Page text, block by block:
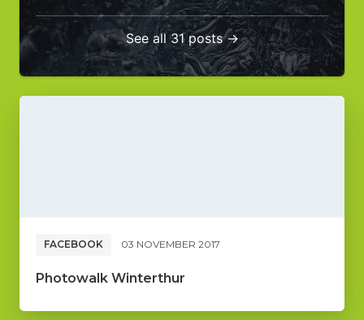
See all 31 posts →
FACEBOOK 03 NOVEMBER 2017
Photowalk Winterthur